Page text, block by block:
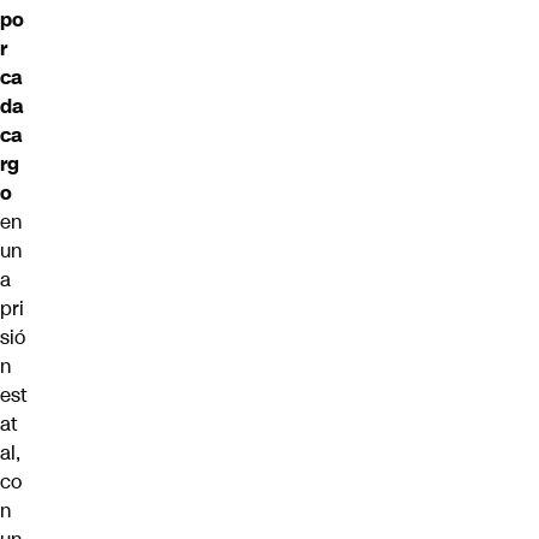
po
r
ca
da
ca
rg
o
en
un
a
pri
sió
n
est
at
al,
co
n